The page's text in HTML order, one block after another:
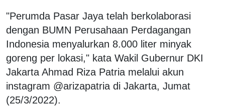
"Perumda Pasar Jaya telah berkolaborasi
dengan BUMN Perusahaan Perdagangan
Indonesia menyalurkan 8.000 liter minyak
goreng per lokasi," kata Wakil Gubernur DKI
Jakarta Ahmad Riza Patria melalui akun
instagram @arizapatria di Jakarta, Jumat
(25/3/2022).